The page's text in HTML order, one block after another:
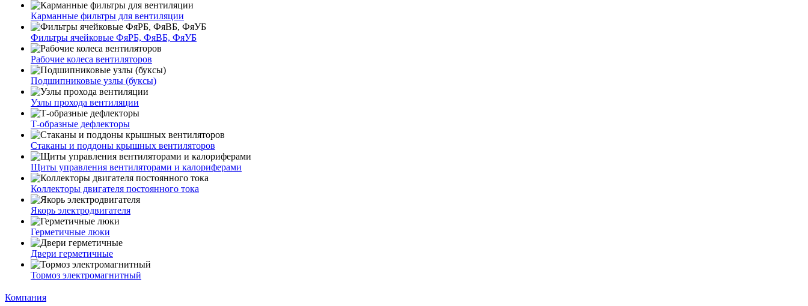
Карманные фильтры для вентиляции
Фильтры ячейковые ФяРБ, ФяВБ, ФяУБ
Рабочие колеса вентиляторов
Подшипниковые узлы (буксы)
Узлы прохода вентиляции
Т-образные дефлекторы
Стаканы и поддоны крышных вентиляторов
Щиты управления вентиляторами и калориферами
Коллекторы двигателя постоянного тока
Якорь электродвигателя
Герметичные люки
Двери герметичные
Тормоз электромагнитный
Компания